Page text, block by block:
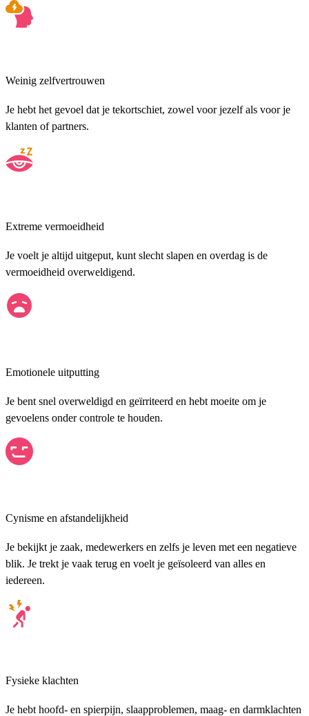
Weinig zelfvertrouwen
Je hebt het gevoel dat je tekortschiet, zowel voor jezelf als voor je
klanten of partners.
Extreme vermoeidheid
Je voelt je altijd uitgeput, kunt slecht slapen en overdag is de
vermoeidheid overweldigend.
Emotionele uitputting
Je bent snel overweldigd en geïrriteerd en hebt moeite om je
gevoelens onder controle te houden.
Cynisme en afstandelijkheid
Je bekijkt je zaak, medewerkers en zelfs je leven met een negatieve
blik. Je trekt je vaak terug en voelt je geïsoleerd van alles en
iedereen.
Fysieke klachten
Je hebt hoofd- en spierpijn, slaapproblemen, maag- en darmklachten